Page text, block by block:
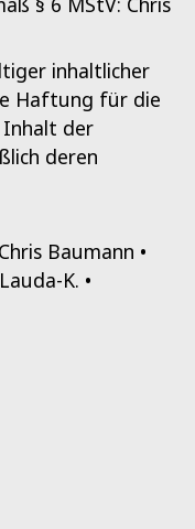
inhaltlicher
Haftung für die
Inhalt der
deren
Baumann •
K. •